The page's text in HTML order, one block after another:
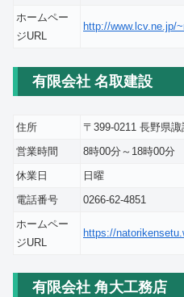
ホームペー
ジURL
http://www.lcv.ne.jp/
有限会社 名取建設
住所 〒399-0211 長野県
営業時間
8時00分～18時00分
休業日
日曜
電話番号
0266-62-4851
ホームペー
ジURL
https://
有限会社 角大工務店